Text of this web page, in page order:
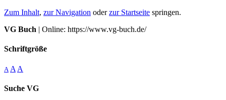
Zum Inhalt, zur Navigation oderzur Startseite springen.
VG Buch | Online: https://www.vg-buch.de/
Schriftgröße
A A A
Suche VG